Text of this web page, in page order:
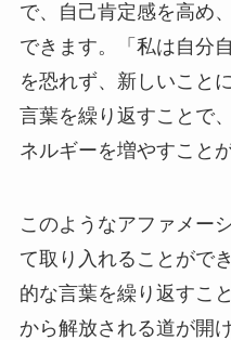
で、自己肯定感を高め
できます。「私は自分
を恐れず、新しいこと
言葉を繰り返すことで
ネルギーを増やすこと
このようなアファメー
て取り入れることがで
的な言葉を繰り返すこ
から解放される道が開